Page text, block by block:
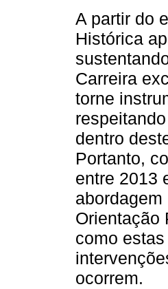
A partir do
Histórica
Carreira
torne
dentro
Portanto,
entre 2013
Orientação
como
ocorrem.